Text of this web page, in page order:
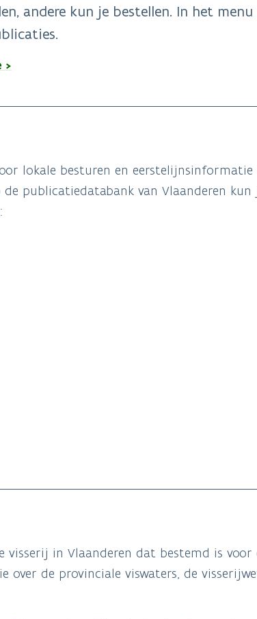
andere kun je bestellen. In het menu
>
lokale besturen en eerstelijnsinformatie
publicatiedatabank van Vlaanderen kun
visserij in Vlaanderen dat bestemd is voor
de provinciale viswaters, de